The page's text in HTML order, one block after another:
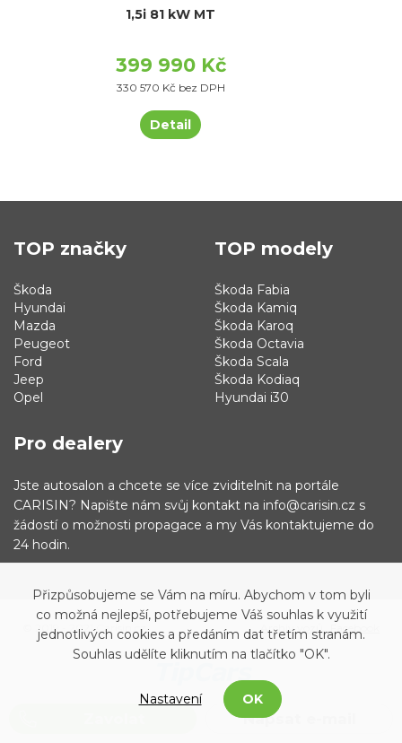
1,5i 81 kW MT
399 990 Kč
330 570 Kč bez DPH
Detail
Napsat e-mail
TOP značky
Škoda
Hyundai
Mazda
Peugeot
Ford
Jeep
Opel
TOP modely
Škoda Fabia
Škoda Kamiq
Škoda Karoq
Škoda Octavia
Škoda Scala
Škoda Kodiaq
Hyundai i30
Pro dealery
Jste autosalon a chcete se více zviditelnit na portále
CARISIN? Napište nám svůj kontakt na info@carisin.cz s
žádostí o možnosti propagace a my Vás kontaktujeme do
24 hodin.
© 2019 - 2021 Carisin.cz Archiv vozů Facebook
Přizpůsobujeme se Vám na míru. Abychom v tom byli
co možná nejlepší, potřebujeme Váš souhlas k využití
jednotlivých cookies a předáním dat třetím stranám.
Souhlas udělíte kliknutím na tlačítko "OK".
Nastavení OK